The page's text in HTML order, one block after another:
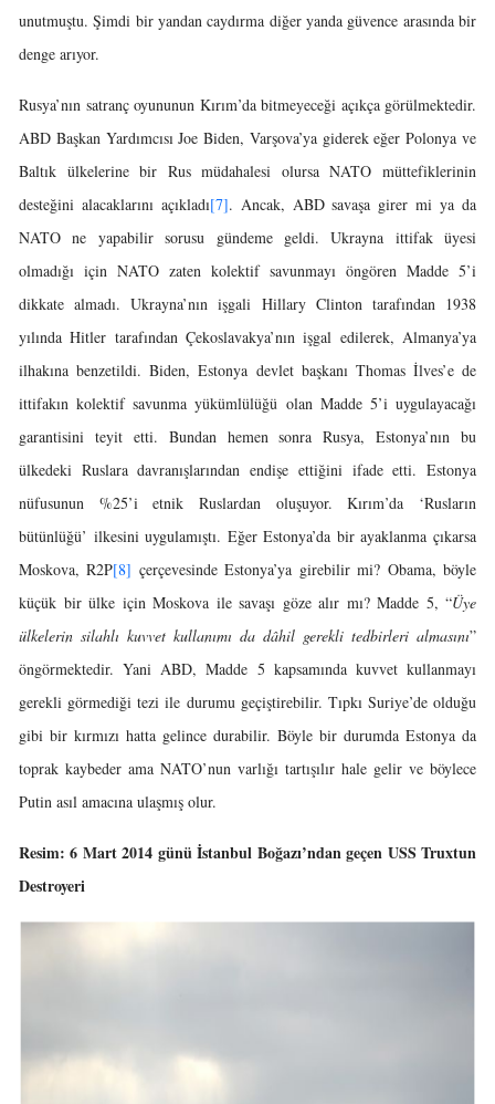
unutmuştu. Şimdi bir yandan caydırma diğer yanda güvence arasında bir
denge arıyor.
Rusya’nın satranç oyununun Kırım’da bitmeyeceği açıkça görülmektedir.
ABD Başkan Yardımcısı Joe Biden, Varşova’ya giderek eğer Polonya ve
Baltık ülkelerine bir Rus müdahalesi olursa NATO müttefiklerinin
desteğini alacaklarını açıkladı[7]. Ancak, ABD savaşa girer mi ya da
NATO ne yapabilir sorusu gündeme geldi. Ukrayna ittifak üyesi
olmadığı için NATO zaten kolektif savunmayı öngören Madde 5’i
dikkate almadı. Ukrayna’nın işgali Hillary Clinton tarafından 1938
yılında Hitler tarafından Çekoslavakya’nın işgal edilerek, Almanya’ya
ilhakına benzetildi. Biden, Estonya devlet başkanı Thomas İlves’e de
ittifakın kolektif savunma yükümlülüğü olan Madde 5’i uygulayacağı
garantisini teyit etti. Bundan hemen sonra Rusya, Estonya’nın bu
ülkedeki Ruslara davranışlarından endişe ettiğini ifade etti. Estonya
nüfusunun %25’i etnik Ruslardan oluşuyor. Kırım’da ‘Rusların
bütünlüğü’ ilkesini uygulamıştı. Eğer Estonya’da bir ayaklanma çıkarsa
Moskova, R2P[8] çerçevesinde Estonya’ya girebilir mi? Obama, böyle
küçük bir ülke için Moskova ile savaşı göze alır mı? Madde 5, “Üye
ülkelerin silahlı kuvvet kullanımı da dâhil gerekli tedbirleri almasını”
öngörmektedir. Yani ABD, Madde 5 kapsamında kuvvet kullanmayı
gerekli görmediği tezi ile durumu geçiştirebilir. Tıpkı Suriye’de olduğu
gibi bir kırmızı hatta gelince durabilir. Böyle bir durumda Estonya da
toprak kaybeder ama NATO’nun varlığı tartışılır hale gelir ve böylece
Putin asıl amacına ulaşmış olur.
Resim: 6 Mart 2014 günü İstanbul Boğazı’ndan geçen USS Truxtun
Destroyeri